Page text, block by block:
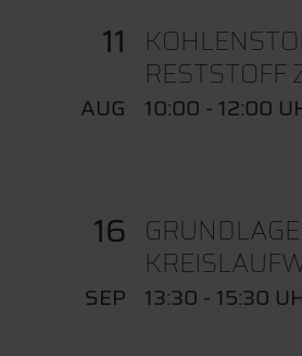
11
RESTSTOFF
AUG 10:00 - 12:00
16
SEP 13:30 - 15:30